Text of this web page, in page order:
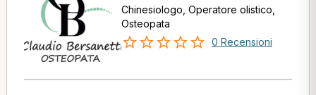
Chinesiologo, Operatore olistico,
Osteopata
0 Recensioni